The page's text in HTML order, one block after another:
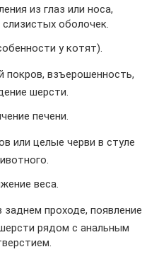
из глаз или носа,
оболочек.
у котят).
покров, взъерошенность,
шерсти.
печени.
или целые черви в стуле
веса.
проходе, появление
рядом с анальным